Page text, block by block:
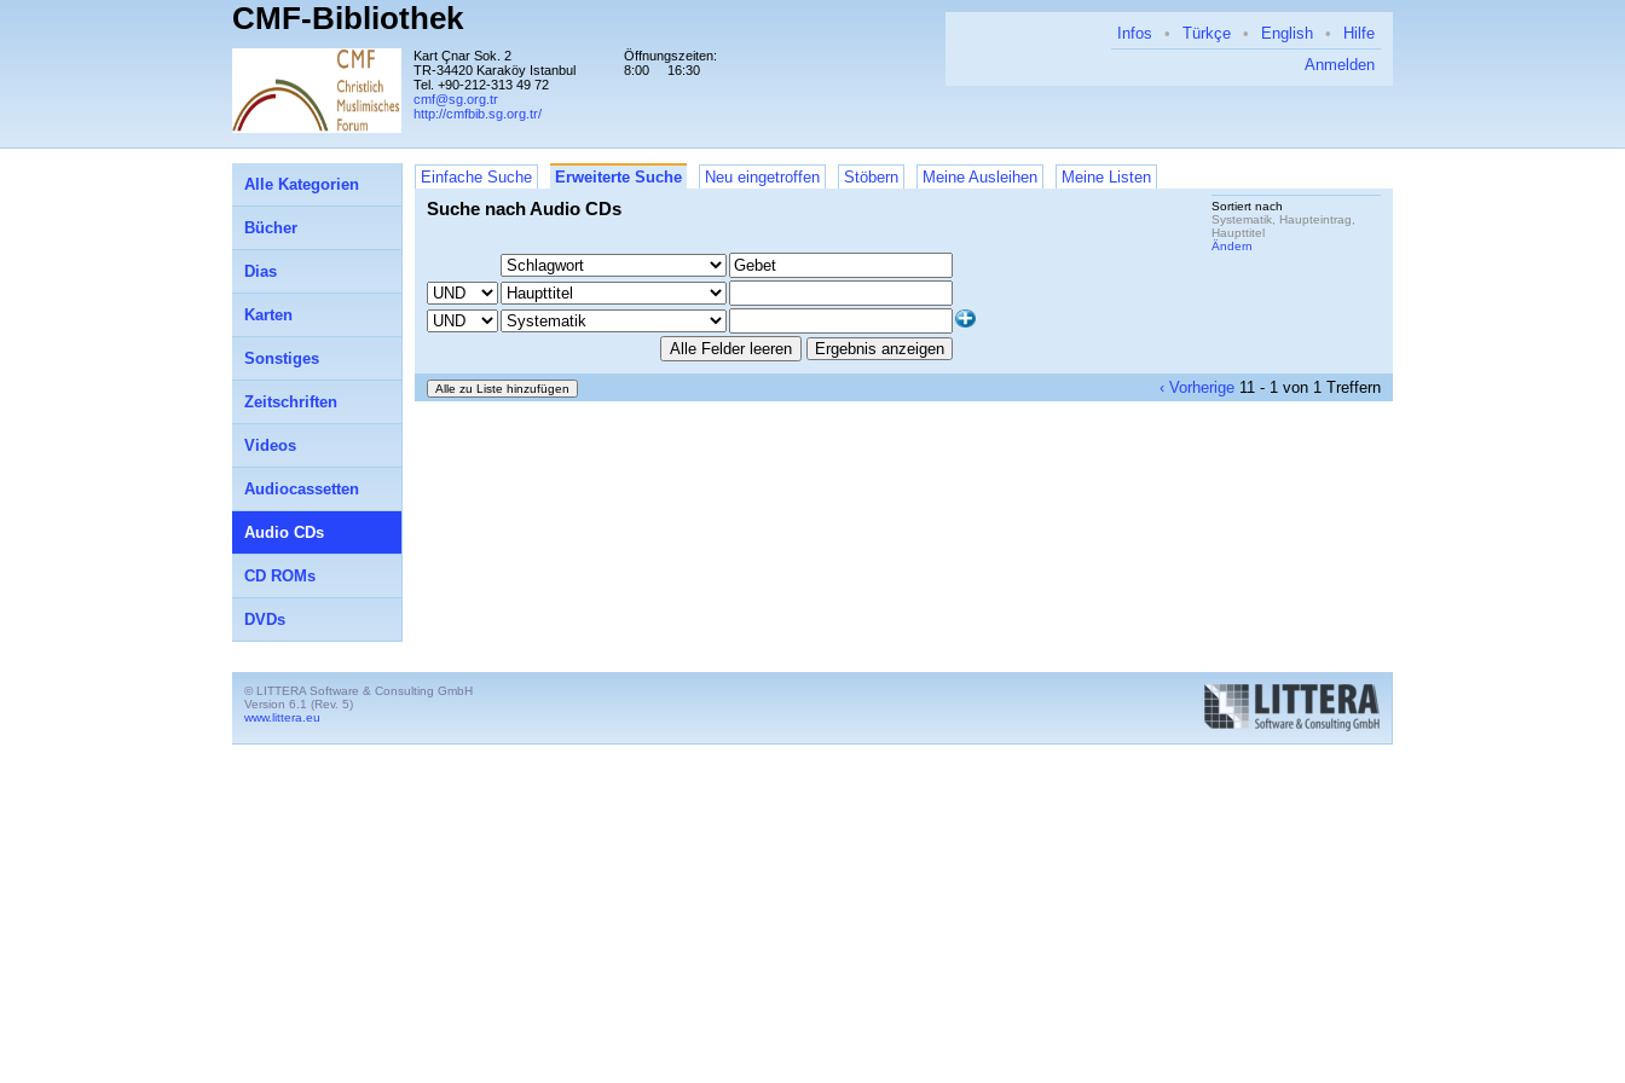
Hilfe
•
English
•
Türkçe
•
Infos
Anmelden
CMF-Bibliothek
Kart Çnar Sok. 2
TR-34420 Karaköy Istanbul
Tel. +90-212-313 49 72
cmf@sg.org.tr
http://cmfbib.sg.org.tr/
Öffnungszeiten:
8:00
16:30
Einfache Suche Erweiterte Suche Neu eingetroffen Stöbern Meine Ausleihen Meine Listen
Suche nach Audio CDs
Sortiert nach
Systematik, Haupteintrag,
Haupttitel
Ändern
‹ Vorherige 11 - 1 von 1 Treffern
Alle Kategorien
Bücher
Dias
Karten
Sonstiges
Zeitschriften
Videos
Audiocassetten
Audio CDs
CD ROMs
DVDs
© LITTERA Software & Consulting GmbH
Version 6.1 (Rev. 5)
www.littera.eu